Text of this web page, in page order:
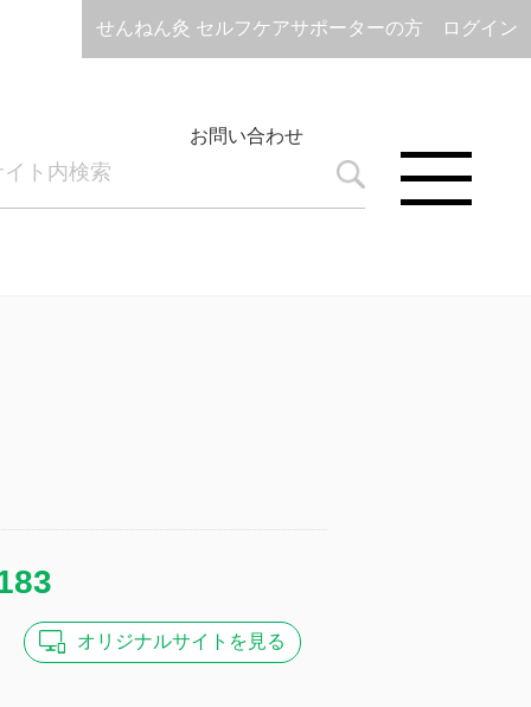
せんねん灸 セルフケアサポーターの方 ログイン
お問い合わせ
オリジナルサイトを見る